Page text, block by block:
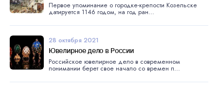
Первое упоминание о городке-крепости Козельске
датируется 1146 годом, на год ран...
28 октября 2021
Ювелирное дело в России
Российское ювелирное дело в современном
понимании берет свое начало со времен п...